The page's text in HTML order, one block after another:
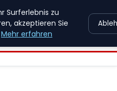
Surferlebnis zu
akzeptieren Sie
Mehr erfahren